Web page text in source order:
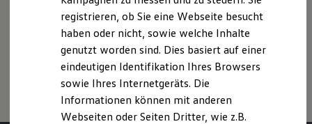
ID. Software Versionen und Updates
Digitale Extras
Schnittstellen zu Ihrem ID.
Hybridautos
Marke und Erlebnis
Volkswagen R und R Experience
R-Modelle
R Experience
Driving Experience
Rollwiderstand und Aerodynamik verändern und neben
Witterungs- und Verkehrsbedingungen sowie dem
individuellen Fahrverhalten den Kraftstoffverbrauch, den
Stromverbrauch, die CO₂-Emissionen und die
Fahrleistungswerte eines Fahrzeugs beeinflussen.
registrieren, ob Sie eine Webseite besucht
haben oder nicht, sowie welche Inhalte
genutzt worden sind. Dies basiert auf einer
eindeutigen Identifikation Ihres Browsers
sowie Ihres Internetgeräts. Die
Informationen können mit anderen
Webseiten oder Seiten Dritter, wie z.B.